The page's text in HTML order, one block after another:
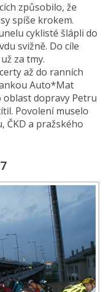
způsobilo, že
spíše krokem.
cyklisté šlápli do
svižně. Do cíle
za tmy.
až do ranních
Auto*Mat
dopravy Petru
Povolení muselo
ČKD a pražského